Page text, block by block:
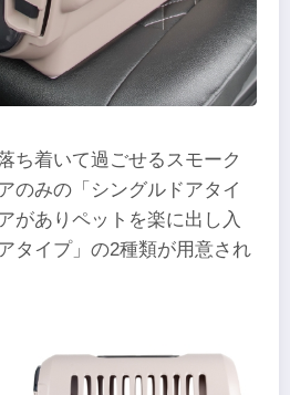
ち着いて過ごせるスモーク
のみの「シングルドアタイ
がありペットを楽に出し入
タイプ」の2種類が用意され